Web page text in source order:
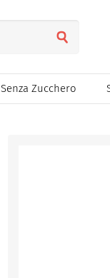
Senza Zucchero